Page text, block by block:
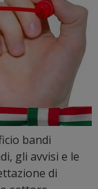
bandi
gli avvisi e le
di